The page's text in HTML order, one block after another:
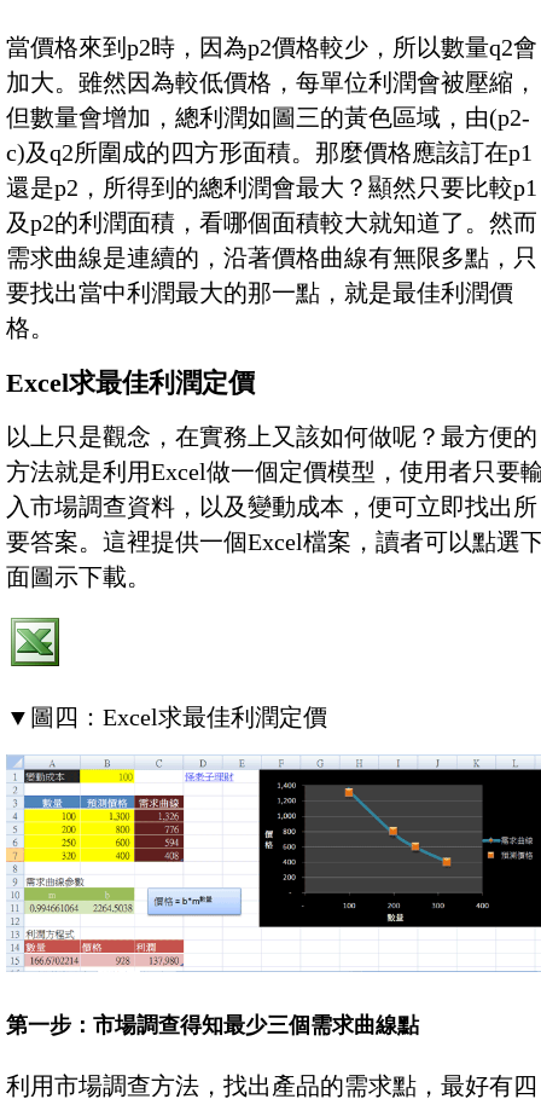
當價格來到p2時，因為p2價格較少，所以數量q2會
加大。雖然因為較低價格，每單位利潤會被壓縮，
但數量會增加，總利潤如圖三的黃色區域，由(p2-
c)及q2所圍成的四方形面積。那麼價格應該訂在p1
還是p2，所得到的總利潤會最大？顯然只要比較p1
及p2的利潤面積，看哪個面積較大就知道了。然而
需求曲線是連續的，沿著價格曲線有無限多點，只
要找出當中利潤最大的那一點，就是最佳利潤價
格。
Excel求最佳利潤定價
以上只是觀念，在實務上又該如何做呢？最方便的
方法就是利用Excel做一個定價模型，使用者只要
入市場調查資料，以及變動成本，便可立即找出所
要答案。這裡提供一個Excel檔案，讀者可以點選
面圖示下載。
▼ 圖四：Excel求最佳利潤定價
第一步：市場調查得知最少三個需求曲線點
利用市場調查方法，找出產品的需求點，最好有四